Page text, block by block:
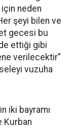
neden
şeyi bilen ve
gecesi bu
ettiği gibi
verilecektir”
vuzuha
iki bayramı
Kurban